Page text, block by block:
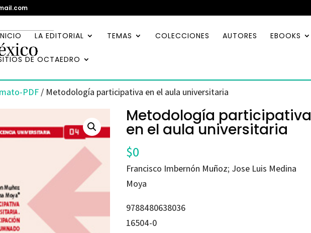
LA EDITORIAL TEMAS COLECCIONES AUTORES EBOOKS
DE OCTAEDRO
PDF / Metodología participativa en el aula universitaria
Metodología participativa
en el aula universitaria
$0
Francisco Imbernón Muñoz; Jose Luis Medina
Moya
9788480638036
16504-0